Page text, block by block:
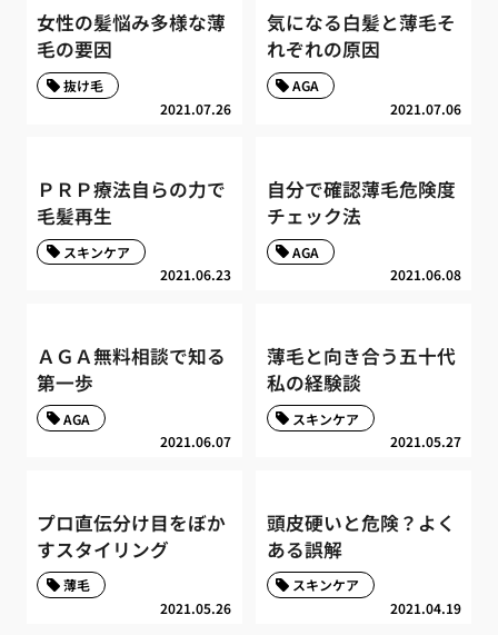
女性の髪悩み多様な薄
毛の要因
2021.07.26
抜け毛
気になる白髪と薄毛そ
れぞれの原因
2021.07.06
AGA
ＰＲＰ療法自らの力で
毛髪再生
2021.06.23
スキンケア
自分で確認薄毛危険度
チェック法
2021.06.08
AGA
ＡＧＡ無料相談で知る
第一歩
2021.06.07
AGA
薄毛と向き合う五十代
私の経験談
2021.05.27
スキンケア
プロ直伝分け目をぼか
すスタイリング
2021.05.26
薄毛
頭皮硬いと危険？よく
ある誤解
2021.04.19
スキンケア